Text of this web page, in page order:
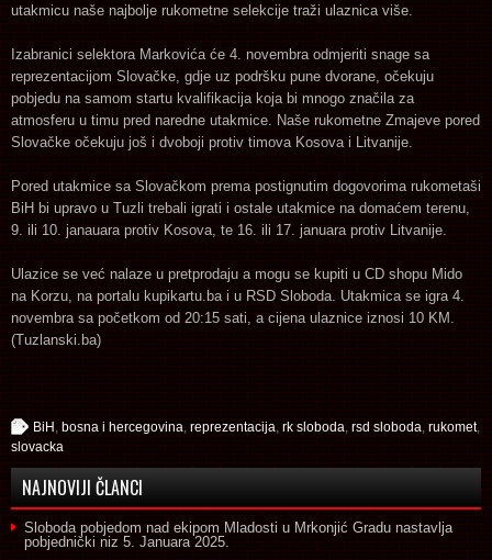
utakmicu naše najbolje rukometne selekcije traži ulaznica više.
Izabranici selektora Markovića će 4. novembra odmjeriti snage sa
reprezentacijom Slovačke, gdje uz podršku pune dvorane, očekuju
pobjedu na samom startu kvalifikacija koja bi mnogo značila za
atmosferu u timu pred naredne utakmice. Naše rukometne Zmajeve pored
Slovačke očekuju još i dvoboji protiv timova Kosova i Litvanije.
Pored utakmice sa Slovačkom prema postignutim dogovorima rukometaši
BiH bi upravo u Tuzli trebali igrati i ostale utakmice na domaćem terenu,
9. ili 10. janauara protiv Kosova, te 16. ili 17. januara protiv Litvanije.
Ulazice se već nalaze u pretprodaju a mogu se kupiti u CD shopu Mido
na Korzu, na portalu kupikartu.ba i u RSD Sloboda. Utakmica se igra 4.
novembra sa početkom od 20:15 sati, a cijena ulaznice iznosi 10 KM.
(Tuzlanski.ba)
BiH bosna i hercegovina reprezentacija rk sloboda rsd sloboda rukomet,
slovacka
NAJNOVIJI ČLANCI
Sloboda pobjedom nad ekipom Mladosti u Mrkonjić Gradu nastavlja
pobjednički niz 5. Januara 2025.